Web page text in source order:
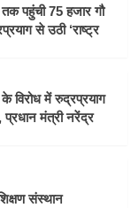
तक पहुंची 75 हजार गौ
से उठी ‘राष्ट्र
विरोध में रुद्रप्रयाग
मंत्री नरेंद्र
संस्थान